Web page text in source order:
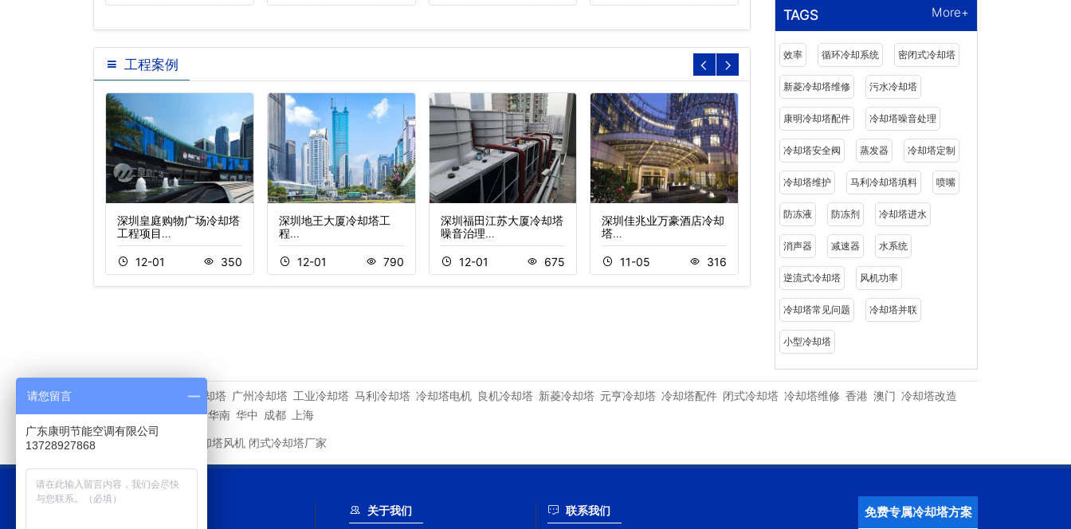
工程案例
深圳皇庭购物广场冷却塔
工程项目…
12-01 350
深圳地王大厦冷却塔工
程…
12-01 790
深圳福田江苏大厦冷却塔
噪音治理…
12-01 675
深圳佳兆业万豪酒店冷却
塔…
11-05 316
冷却塔填料更换改造工
程…
12-01 833
深圳罗湖商务中心大厦冷
TAGS More+
效率 循环冷却系统 密闭式冷却塔
新菱冷却塔维修 污水冷却塔
康明冷却塔配件 冷却塔噪音处理
冷却塔安全阀 蒸发器 冷却塔定制
冷却塔维护 马利冷却塔填料 喷嘴
防冻液 防冻剂 冷却塔进水
消声器 减速器 水系统
逆流式冷却塔 风机功率
冷却塔常见问题 冷却塔并联
小型冷却塔
深圳冷却塔 广州冷却塔 工业冷却塔 马利冷却塔 冷却塔电机 良机冷却塔 新菱冷却塔 元亨冷却塔 冷却塔配件 闭式冷却塔 冷却塔维修 香港 澳门 冷却塔改造
重庆 深圳 华东 华北 华南 华中 成都 上海
新菱冷却塔风机 闭式冷却塔厂家
关于我们 联系我们 免费专属冷却塔方案
请您留言
广东康明节能空调有限公司
13728927868